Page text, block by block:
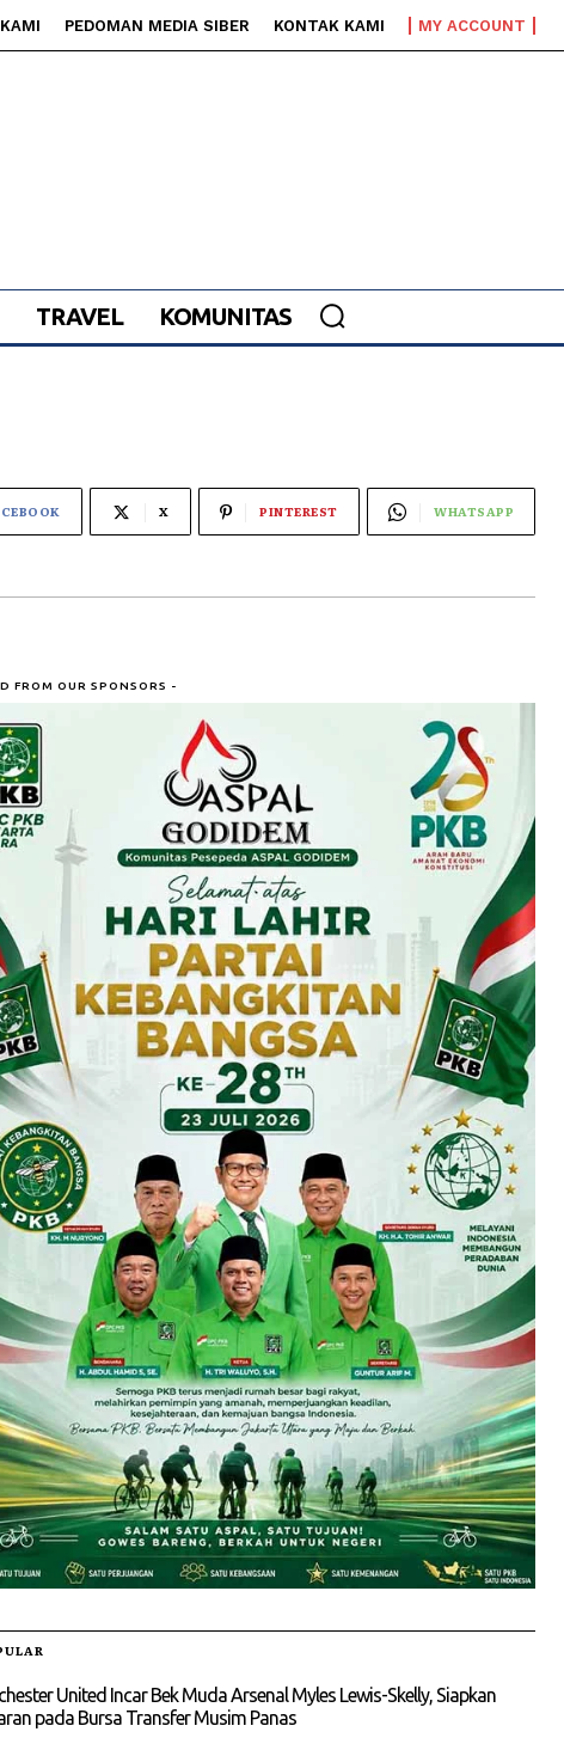
PEDOMAN MEDIA SIBER KONTAK KAMI MY ACCOUNT
TRAVEL KOMUNITAS
X PINTEREST WHATSAPP
FROM OUR SPONSORS -
United Incar Bek Muda Arsenal Myles Lewis-Skelly, Siapkan
pada Bursa Transfer Musim Panas